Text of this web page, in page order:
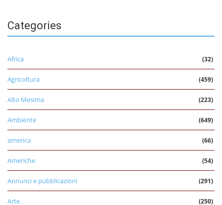
Categories
Africa (32)
Agricoltura (459)
Alto Mesima (223)
Ambiente (649)
america (66)
Americhe (54)
Annunci e pubblicazioni (291)
Arte (250)